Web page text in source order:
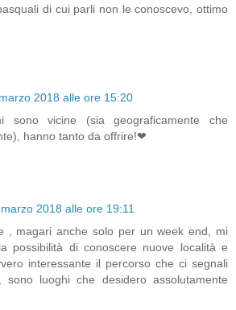
di cui parli non le conoscevo, ottimo
2018 alle ore 15:20
sono vicine (sia geograficamente che
hanno tanto da offrire!❤
2018 alle ore 19:11
, magari anche solo per un week end, mi
possibilità di conoscere nuove località e
interessante il percorso che ci segnali
sono luoghi che desidero assolutamente